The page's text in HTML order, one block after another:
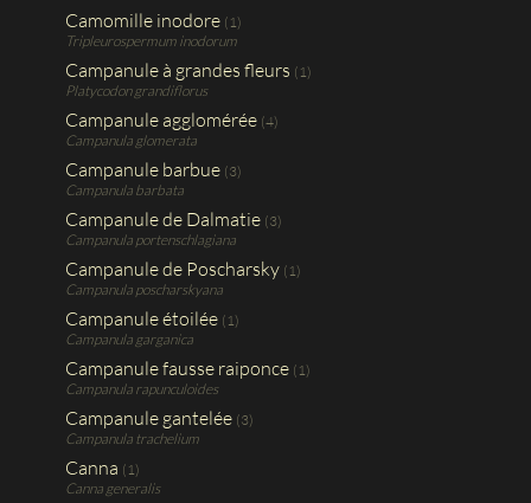
Camomille inodore (1)
Tripleurospermum inodorum
Campanule à grandes fleurs (1)
Platycodon grandiflorus
Campanule agglomérée (4)
Campanula glomerata
Campanule barbue (3)
Campanula barbata
Campanule de Dalmatie (3)
Campanula portenschlagiana
Campanule de Poscharsky (1)
Campanula poscharskyana
Campanule étoilée (1)
Campanula garganica
Campanule fausse raiponce (1)
Campanula rapunculoides
Campanule gantelée (3)
Campanula trachelium
Canna (1)
Canna generalis